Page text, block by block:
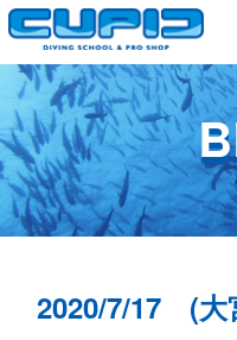
2020/7/17 (大